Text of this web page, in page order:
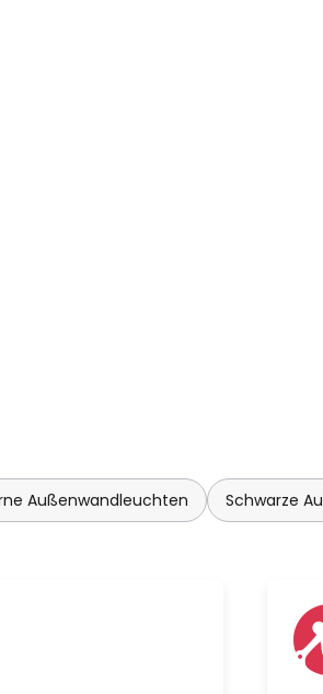
Außenwandleuchten Schwarze